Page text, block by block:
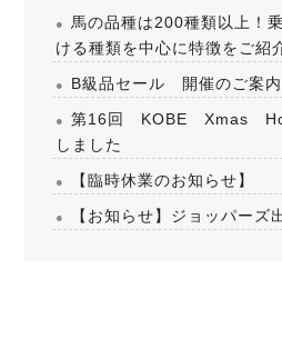
馬の品種は200種類以上！
ける種類を中心に特徴をご紹
B級品セール 開催のご案内
第16回 KOBE Xmas
しました
【臨時休業のお知らせ】
【お知らせ】ジョッパー